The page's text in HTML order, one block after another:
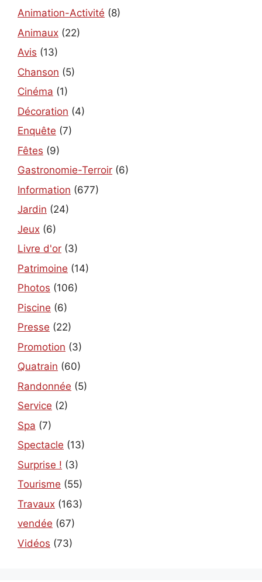
Animation-Activité (8)
Animaux (22)
Avis (13)
Chanson (5)
Cinéma (1)
Décoration (4)
Enquête (7)
Fêtes (9)
Gastronomie-Terroir (6)
Information (677)
Jardin (24)
Jeux (6)
Livre d'or (3)
Patrimoine (14)
Photos (106)
Piscine (6)
Presse (22)
Promotion (3)
Quatrain (60)
Randonnée (5)
Service (2)
Spa (7)
Spectacle (13)
Surprise ! (3)
Tourisme (55)
Travaux (163)
vendée (67)
Vidéos (73)